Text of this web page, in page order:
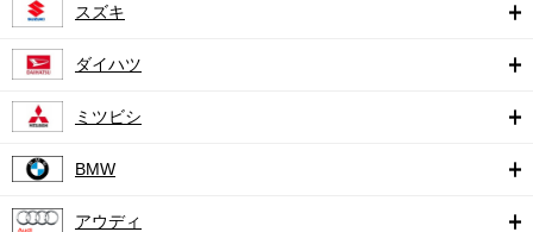
スズキ
ダイハツ
ミツビシ
BMW
アウディ